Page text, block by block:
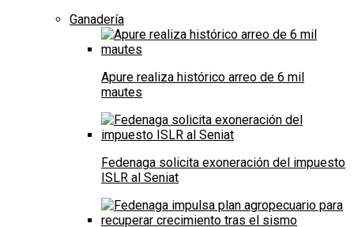
Ganadería
Apure realiza histórico arreo de 6 mil
mautes
Fedenaga solicita exoneración del impuesto
ISLR al Seniat